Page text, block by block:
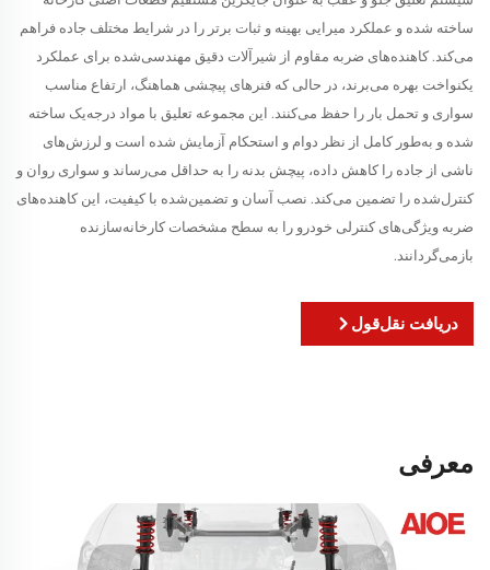
ساخته شده و عملکرد میرایی بهینه و ثبات برتر را در شرایط مختلف جاده فراهم
می‌کند. کاهنده‌های ضربه مقاوم از شیرآلات دقیق مهندسی‌شده برای عملکرد
یکنواخت بهره می‌برند، در حالی که فنرهای پیچشی هماهنگ، ارتفاع مناسب
سواری و تحمل بار را حفظ می‌کنند. این مجموعه تعلیق با مواد درجه‌یک ساخته
شده و به‌طور کامل از نظر دوام و استحکام آزمایش شده است و لرزش‌های
ناشی از جاده را کاهش داده، پیچش بدنه را به حداقل می‌رساند و سواری روان و
کنترل‌شده را تضمین می‌کند. نصب آسان و تضمین‌شده با کیفیت، این کاهنده‌های
ضربه ویژگی‌های کنترلی خودرو را به سطح مشخصات کارخانه‌سازنده
بازمی‌گردانند.
دریافت نقل‌قول
معرفی